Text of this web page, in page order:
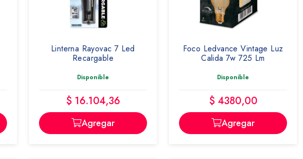
Linterna Rayovac 7 Led
Recargable
Disponible
$ 16.104,36
Agregar
Foco Ledvance Vintage Luz
Calida 7w 725 Lm
Disponible
$ 4380,00
Agregar